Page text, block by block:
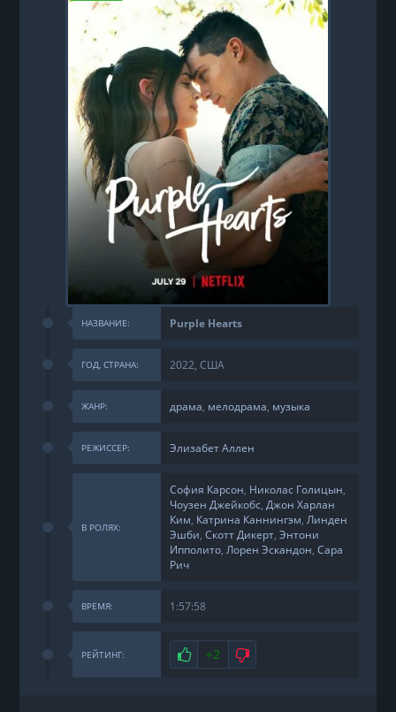
НАЗВАНИЕ: Purple Hearts
ГОД, СТРАНА: 2022, США
ЖАНР: драма, мелодрама, музыка
РЕЖИССЕР: Элизабет Аллен
В РОЛЯХ:
София Карсон, Николас Голицын,
Чоузен Джейкобс,Джон Харлан
Ким, Катрина Каннингэм,Линден
Эшби,Скотт Дикерт,Энтони
Ипполито,Лорен Эскандон,Сара
Рич
ВРЕМЯ: 1:57:58
РЕЙТИНГ: Нравится
+2 Не нравится